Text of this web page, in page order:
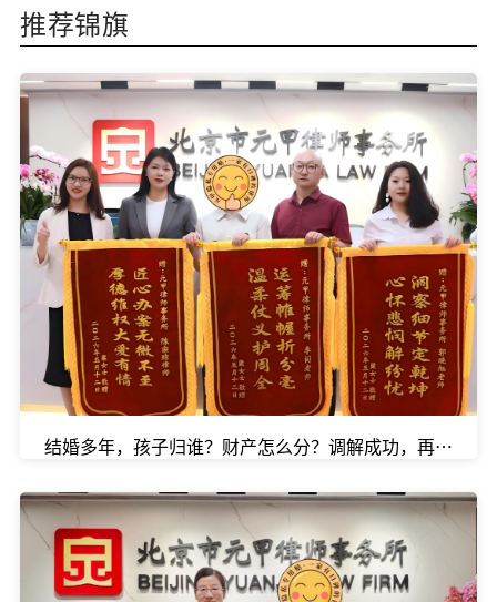
推荐锦旗
结婚多年，孩子归谁？财产怎么分？调解成功，再获锦旗